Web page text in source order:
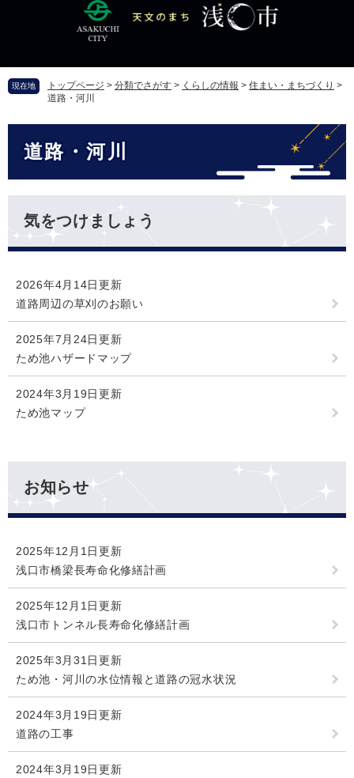
頭
す
飛
し
現在地 トップページ > 分類でさがす > くらしの情報 > 住まい・まちづくり >
道路・河川
道路・河川
気をつけましょう
2026年4月14日更新
道路周辺の草刈のお願い
2025年7月24日更新
ため池ハザードマップ
2024年3月19日更新
ため池マップ
お知らせ
2025年12月1日更新
浅口市橋梁長寿命化修繕計画
2025年12月1日更新
浅口市トンネル長寿命化修繕計画
2025年3月31日更新
ため池・河川の水位情報と道路の冠水状況
2024年3月19日更新
道路の工事
2024年3月19日更新